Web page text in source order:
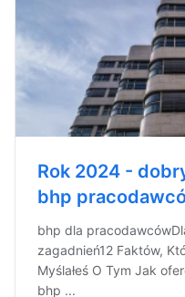
Rok 2024 -
bhp
bhp dla
zagadnień12 Faktów,
Myślałeś O Tym Jak
bhp ...